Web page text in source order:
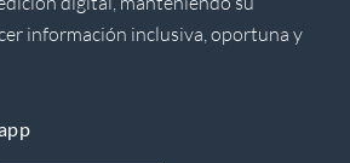
información inclusiva, oportuna y